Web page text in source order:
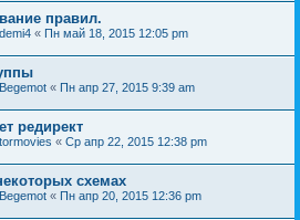
правил.
demi4 « Пн май 18, 2015 12:05 pm
Begemot « Пн апр 27, 2015 9:39 am
редирект
tormovies « Ср апр 22, 2015 12:38 pm
схемах
Begemot « Пн апр 20, 2015 12:36 pm